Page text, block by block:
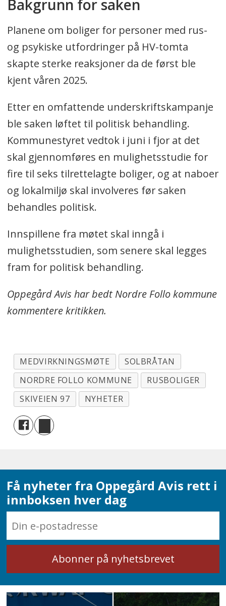
Bakgrunn for saken
Planene om boliger for personer med rus-
og psykiske utfordringer på HV-tomta
skapte sterke reaksjoner da de først ble
kjent våren 2025.
Etter en omfattende underskriftskampanje
ble saken løftet til politisk behandling.
Kommunestyret vedtok i juni i fjor at det
skal gjennomføres en mulighetsstudie for
fire til seks tilrettelagte boliger, og at naboer
og lokalmiljø skal involveres før saken
behandles politisk.
Innspillene fra møtet skal inngå i
mulighetsstudien, som senere skal legges
fram for politisk behandling.
Oppegård Avis har bedt Nordre Follo kommune
kommentere kritikken.
MEDVIRKNINGSMØTE
SOLBRÅTAN
NORDRE FOLLO KOMMUNE
RUSBOLIGER
SKIVEIEN 97
NYHETER
Få nyheter fra Oppegård Avis rett i
innboksen hver dag